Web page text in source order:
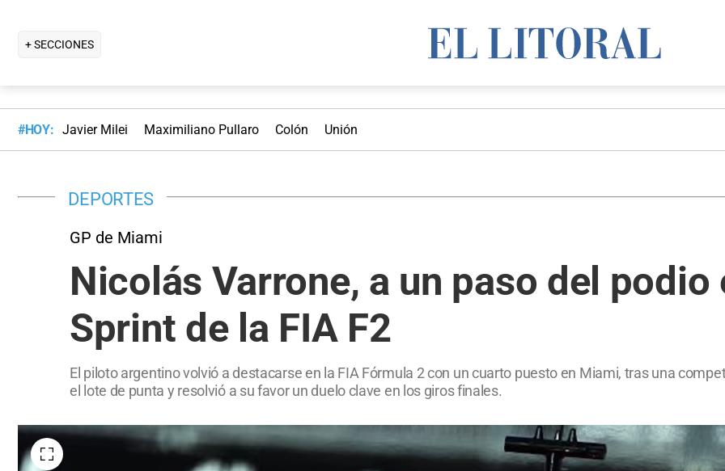
+ SECCIONES
#HOY: Javier Milei Maximiliano Pullaro Colón Unión
DEPORTES
GP de Miami
Nicolás Varrone, a un paso del podio
Sprint de la FIA F2
El piloto argentino volvió a destacarse en la FIA Fórmula 2 con un cuarto puesto en Miami, tras una
el lote de punta y resolvió a su favor un duelo clave en los giros finales.